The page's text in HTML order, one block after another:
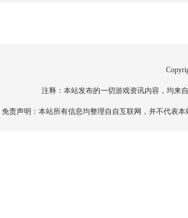
注释：本站发布的一切游戏资讯内容，均来
免责声明：本站所有信息均整理自自互联网，并不代表